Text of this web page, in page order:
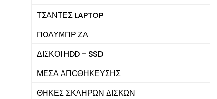
ΤΣΑΝΤΕΣ LAPTOP
ΠΟΛΥΜΠΡΙΖΑ
ΔΙΣΚΟΙ HDD - SSD
ΜΕΣΑ ΑΠΟΘΗΚΕΥΣΗΣ
ΘΗΚΕΣ ΣΚΛΗΡΩΝ ΔΙΣΚΩΝ